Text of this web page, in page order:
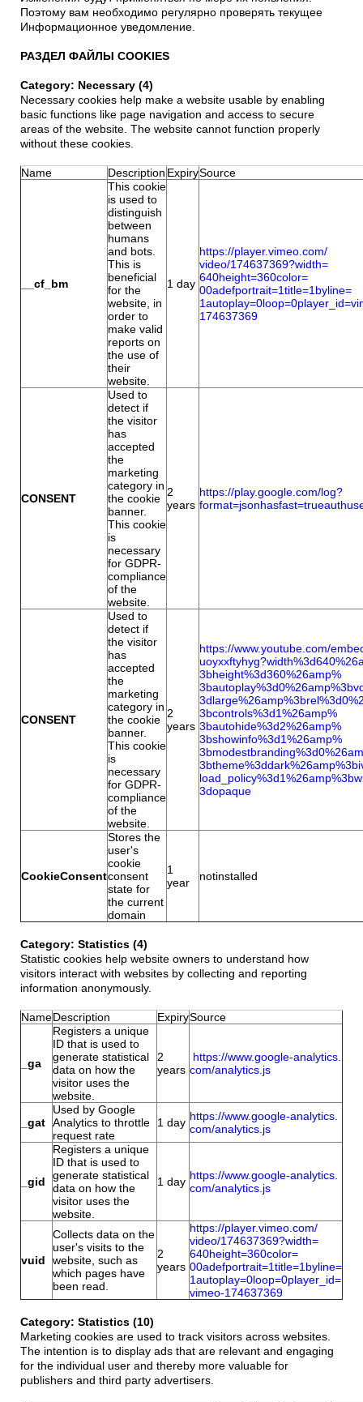
Поэтому вам необходимо регулярно проверять текущее
Информационное уведомление.
РАЗДЕЛ ФАЙЛЫ COOKIES
Category: Necessary (4)
Necessary cookies help make a website usable by enabling
basic functions like page navigation and access to secure
areas of the website. The website cannot function properly
without these cookies.
Name Description ExpirySource
__cf_bm
This cookie
is used to
distinguish
between
humans
and bots.
This is
beneficial
for the
website, in
order to
make valid
reports on
the use of
their
website.
1 day
https://player.vimeo.com/
video/174637369?width=
640height=360color=
00adefportrait=1title=1byline=
1autoplay=0loop=0player_id=
174637369
CONSENT
Used to
detect if
the visitor
has
accepted
the
marketing
category in
the cookie
banner.
This cookie
is
necessary
for GDPR-
compliance
of the
website.
2
years
https://play.google.com/log?
format=jsonhasfast=
CONSENT
Used to
detect if
the visitor
has
accepted
the
marketing
category in
the cookie
banner.
This cookie
is
necessary
for GDPR-
compliance
of the
website.
2
years
https://www.youtube.com/
3bheight%3d360%26amp%
3bcontrols%3d1%26amp%
3bautohide%3d2%26amp%
3bshowinfo%3d1%26amp%
3dopaque
CookieConsent
Stores the
user's
cookie
consent
state for
the current
domain
1
year
notinstalled
Category: Statistics (4)
Statistic cookies help website owners to understand how
visitors interact with websites by collecting and reporting
information anonymously.
NameDescription ExpirySource
_ga
Registers a unique
ID that is used to
generate statistical
data on how the
visitor uses the
website.
2
years
https://www.google-analytics.
com/analytics.js
_gat
Used by Google
Analytics to throttle
request rate
1 day https://www.google-analytics.
com/analytics.js
_gid
Registers a unique
ID that is used to
generate statistical
data on how the
visitor uses the
website.
1 day https://www.google-analytics.
com/analytics.js
vuid
Collects data on the
user's visits to the
website, such as
which pages have
been read.
2
years
https://player.vimeo.com/
video/174637369?width=
640height=360color=
00adefportrait=1title=1byline=
1autoplay=0loop=0player_id=
vimeo-174637369
Category: Statistics (10)
Marketing cookies are used to track visitors across websites.
The intention is to display ads that are relevant and engaging
for the individual user and thereby more valuable for
publishers and third party advertisers.